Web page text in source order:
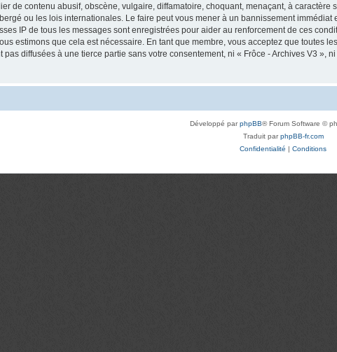
de contenu abusif, obscène, vulgaire, diffamatoire, choquant, menaçant, à
ou les lois internationales. Le faire peut vous mener à un bannissement
IP de tous les messages sont enregistrées pour aider au renforcement de ces
estimons que cela est nécessaire. En tant que membre, vous acceptez que toutes
pas diffusées à une tierce partie sans votre consentement, ni « Frôce - Archives V3
Développé parphpBB® Forum Software ©
Traduit parphpBB-fr.com
Confidentialité | Conditions